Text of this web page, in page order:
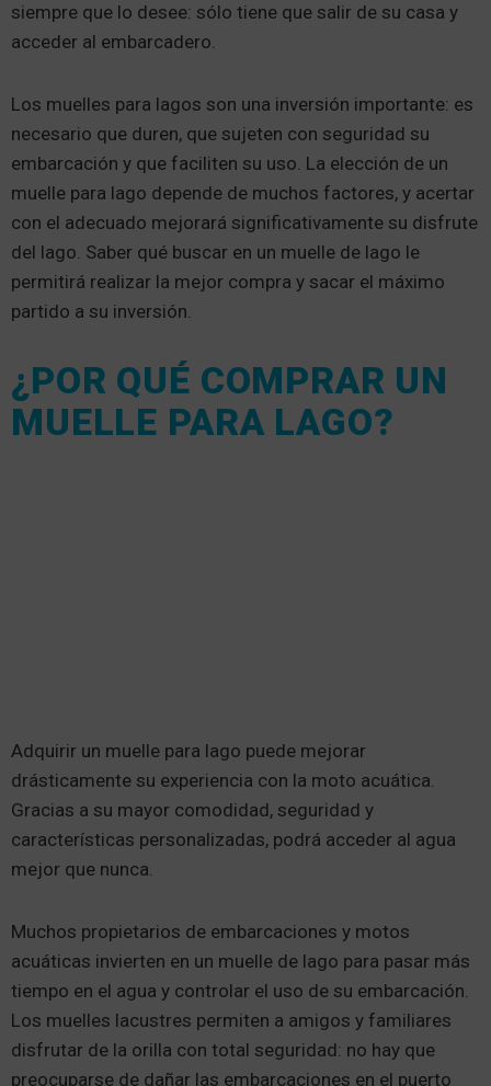
siempre que lo desee: sólo tiene que salir de su casa y
acceder al embarcadero.
Los muelles para lagos son una inversión importante: es
necesario que duren, que sujeten con seguridad su
embarcación y que faciliten su uso. La elección de un
muelle para lago depende de muchos factores, y acertar
con el adecuado mejorará significativamente su disfrute
del lago. Saber qué buscar en un muelle de lago le
permitirá realizar la mejor compra y sacar el máximo
partido a su inversión.
¿POR QUÉ COMPRAR UN
MUELLE PARA LAGO?
Adquirir un muelle para lago puede mejorar
drásticamente su experiencia con la moto acuática.
Gracias a su mayor comodidad, seguridad y
características personalizadas, podrá acceder al agua
mejor que nunca.
Muchos propietarios de embarcaciones y motos
acuáticas invierten en un muelle de lago para pasar más
tiempo en el agua y controlar el uso de su embarcación.
Los muelles lacustres permiten a amigos y familiares
disfrutar de la orilla con total seguridad: no hay que
preocuparse de dañar las embarcaciones en el puerto